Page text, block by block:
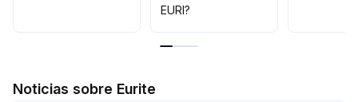
presión de máximos anteriores, priorizando siempre el
EURI?
Noticias sobre Eurite